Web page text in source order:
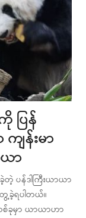
ပြန်
ကျန်းမာ
ယာ
တဲ့ ပန်ဒါကြီးယာယာ
ခဲ့ရပါတယ်။
စ်ခုမှာ ယာယာဟာ